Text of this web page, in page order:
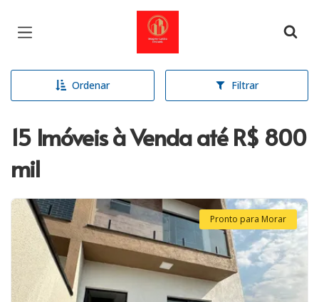
Página inicial
Ordenar Filtrar
15 Imóveis à Venda até R$ 800
mil
Pronto para Morar